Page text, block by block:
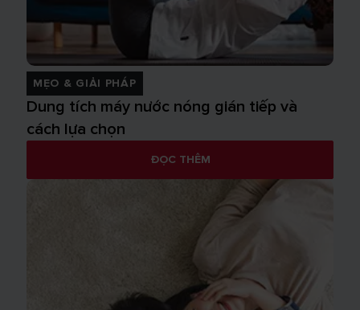
MẸO & GIẢI PHÁP
Dung tích máy nước nóng gián tiếp và
cách lựa chọn
ĐỌC THÊM